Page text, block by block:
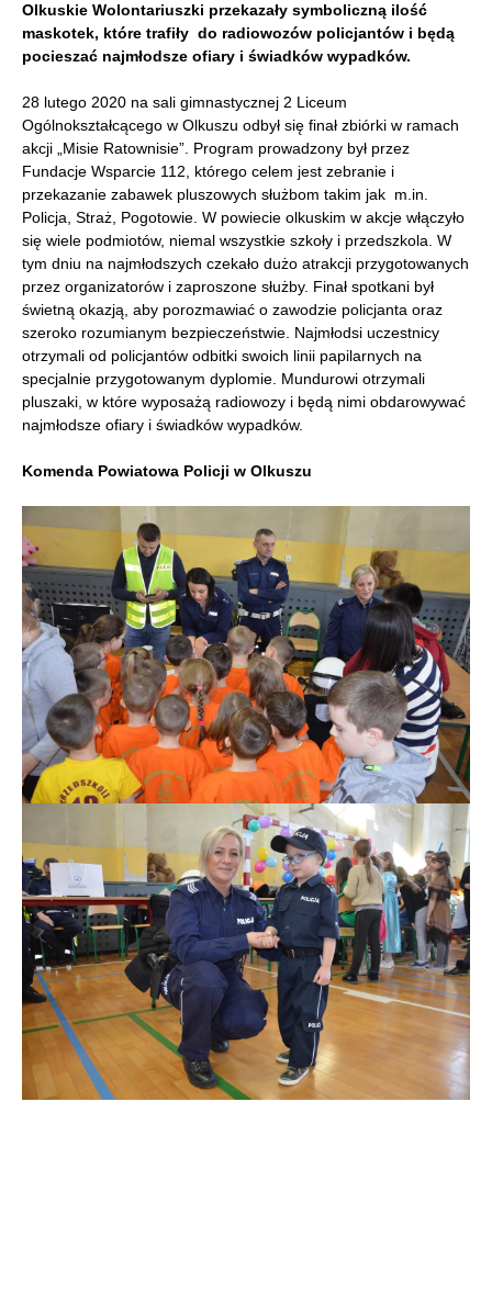
Olkuskie Wolontariuszki przekazały symboliczną ilość
maskotek, które trafiły do radiowozów policjantów i będą
pocieszać najmłodsze ofiary i świadków wypadków.
28 lutego 2020 na sali gimnastycznej 2 Liceum
Ogólnokształcącego w Olkuszu odbył się finał zbiórki w ramach
akcji „Misie Ratownisie”. Program prowadzony był przez
Fundacje Wsparcie 112, którego celem jest zebranie i
przekazanie zabawek pluszowych służbom takim jak m.in.
Policja, Straż, Pogotowie. W powiecie olkuskim w akcje włączyło
się wiele podmiotów, niemal wszystkie szkoły i przedszkola. W
tym dniu na najmłodszych czekało dużo atrakcji przygotowanych
przez organizatorów i zaproszone służby. Finał spotkani był
świetną okazją, aby porozmawiać o zawodzie policjanta oraz
szeroko rozumianym bezpieczeństwie. Najmłodsi uczestnicy
otrzymali od policjantów odbitki swoich linii papilarnych na
specjalnie przygotowanym dyplomie. Mundurowi otrzymali
pluszaki, w które wyposażą radiowozy i będą nimi obdarowywać
najmłodsze ofiary i świadków wypadków.
Komenda Powiatowa Policji w Olkuszu